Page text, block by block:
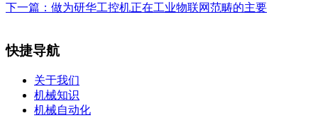
下一篇： 做为研华工控机正在工业物联网范畴的主要
快捷导航
关于我们
机械知识
机械自动化